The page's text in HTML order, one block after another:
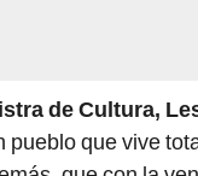
de Cultura,
pueblo que vive